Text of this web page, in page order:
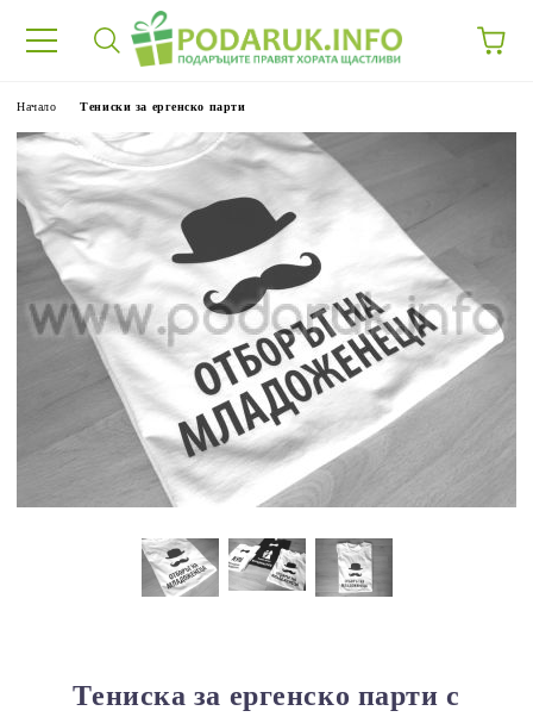
Начало Тениски за ергенско парти
Тениска за ергенско парти с